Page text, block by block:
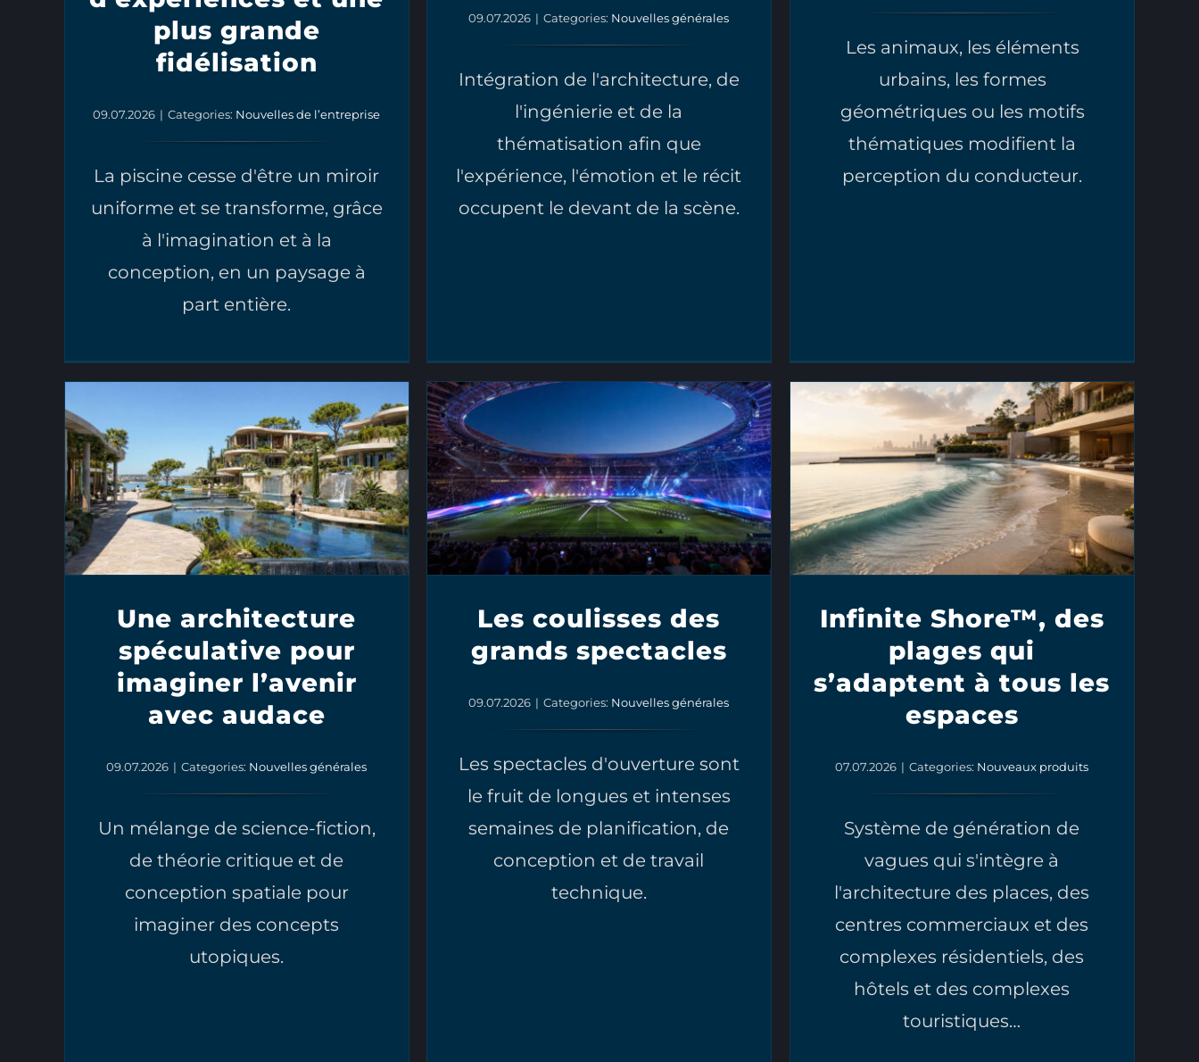
plus grande
fidélisation
09.07.2026 | Categories: Nouvelles de l’entreprise
La piscine cesse d'être un miroir
uniforme et se transforme, grâce
à l'imagination et à la
conception, en un paysage à
part entière.
09.07.2026 | Categories: Nouvelles générales
Intégration de l'architecture, de
l'ingénierie et de la
thématisation afin que
l'expérience, l'émotion et le récit
occupent le devant de la scène.
Les animaux, les éléments
urbains, les formes
géométriques ou les motifs
thématiques modifient la
perception du conducteur.
Une architecture
spéculative pour
imaginer l’avenir
avec audace
09.07.2026 | Categories: Nouvelles générales
Un mélange de science-fiction,
de théorie critique et de
conception spatiale pour
imaginer des concepts
utopiques.
Les coulisses des
grands spectacles
09.07.2026 | Categories: Nouvelles générales
Les spectacles d'ouverture sont
le fruit de longues et intenses
semaines de planification, de
conception et de travail
technique.
Infinite Shore™, des
plages qui
s’adaptent à tous les
espaces
07.07.2026 | Categories: Nouveaux produits
Système de génération de
vagues qui s'intègre à
l'architecture des places, des
centres commerciaux et des
complexes résidentiels, des
hôtels et des complexes
touristiques…